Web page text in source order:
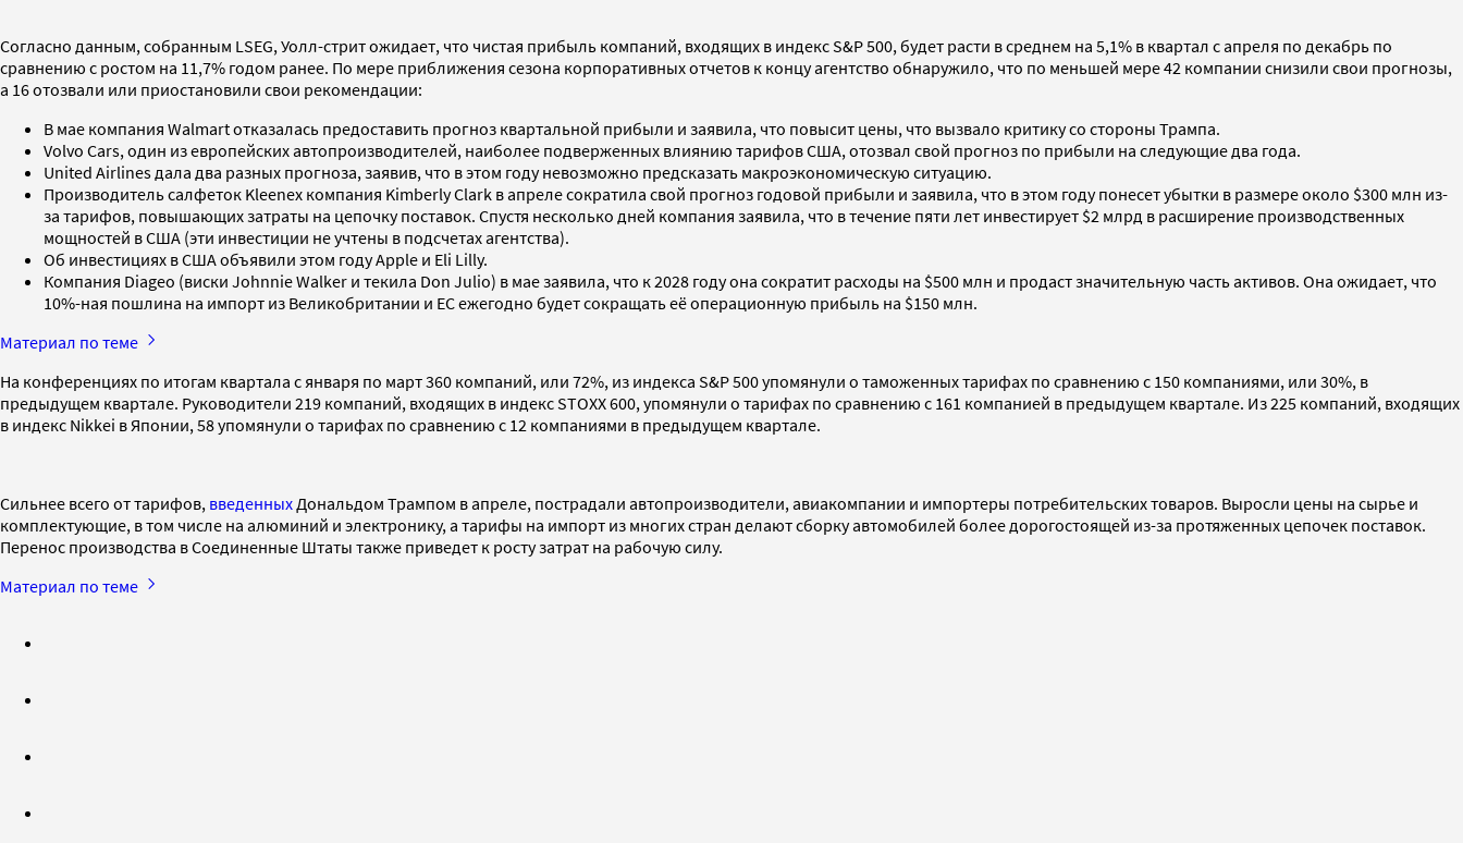
Согласно данным, собранным LSEG, Уолл-стрит ожидает, что чистая прибыль компаний, входящих в индекс S&P 500, будет расти в среднем на 5,1% в квартал с апреля по декабрь по
сравнению с ростом на 11,7% годом ранее. По мере приближения сезона корпоративных отчетов к концу агентство обнаружило, что по меньшей мере 42 компании снизили свои прогнозы,
а 16 отозвали или приостановили свои рекомендации:
В мае компания Walmart отказалась предоставить прогноз квартальной прибыли и заявила, что повысит цены, что вызвало критику со стороны Трампа.
Volvo Cars, один из европейских автопроизводителей, наиболее подверженных влиянию тарифов США, отозвал свой прогноз по прибыли на следующие два года.
United Airlines дала два разных прогноза, заявив, что в этом году невозможно предсказать макроэкономическую ситуацию.
Производитель салфеток Kleenex компания Kimberly Clark в апреле сократила свой прогноз годовой прибыли и заявила, что в этом году понесет убытки в размере около $300 млн из-
за тарифов, повышающих затраты на цепочку поставок. Спустя несколько дней компания заявила, что в течение пяти лет инвестирует $2 млрд в расширение производственных
мощностей в США (эти инвестиции не учтены в подсчетах агентства).
Об инвестициях в США объявили этом году Apple и Eli Lilly.
Компания Diageo (виски Johnnie Walker и текила Don Julio) в мае заявила, что к 2028 году она сократит расходы на $500 млн и продаст значительную часть активов. Она ожидает, что
10%-ная пошлина на импорт из Великобритании и ЕС ежегодно будет сокращать её операционную прибыль на $150 млн.
Материал по теме
На конференциях по итогам квартала с января по март 360 компаний, или 72%, из индекса S&P 500 упомянули о таможенных тарифах по сравнению с 150 компаниями, или 30%, в
предыдущем квартале. Руководители 219 компаний, входящих в индекс STOXX 600, упомянули о тарифах по сравнению с 161 компанией в предыдущем квартале. Из 225 компаний, входящих
в индекс Nikkei в Японии, 58 упомянули о тарифах по сравнению с 12 компаниями в предыдущем квартале.
Сильнее всего от тарифов, введенных Дональдом Трампом в апреле, пострадали автопроизводители, авиакомпании и импортеры потребительских товаров. Выросли цены на сырье и
комплектующие, в том числе на алюминий и электронику, а тарифы на импорт из многих стран делают сборку автомобилей более дорогостоящей из-за протяженных цепочек поставок.
Перенос производства в Соединенные Штаты также приведет к росту затрат на рабочую силу.
Материал по теме